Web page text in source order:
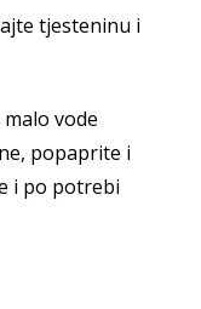
tjesteninu i
vode
popaprite i
i po potrebi